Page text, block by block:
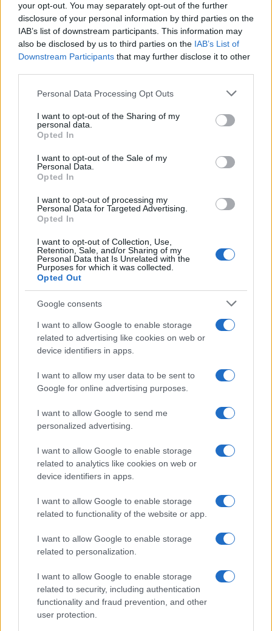
your opt-out. You may separately opt-out of the further
disclosure of your personal information by third parties on the
IAB’s list of downstream participants. This information may
also be disclosed by us to third parties on the IAB’s List of
Downstream Participants that may further disclose it to other
Please note that this website/app uses one or more Google
not limited to your visit or usage behaviour. You may click to
grant or deny consent to Google and its third-party tags to
use your data for below specified purposes in below Google
consent section.
Personal Data Processing Opt Outs
I want to opt-out of the Sharing of my
personal data.
Opted In
I want to opt-out of the Sale of my
Personal Data.
Opted In
I want to opt-out of processing my
Personal Data for Targeted Advertising.
Opted In
I want to opt-out of Collection, Use,
Retention, Sale, and/or Sharing of my
Personal Data that Is Unrelated with the
Purposes for which it was collected.
Opted Out
Google consents
I want to allow Google to enable storage
related to advertising like cookies on web or
device identifiers in apps.
I want to allow my user data to be sent to
Google for online advertising purposes.
I want to allow Google to send me
personalized advertising.
I want to allow Google to enable storage
related to analytics like cookies on web or
device identifiers in apps.
I want to allow Google to enable storage
related to functionality of the website or app.
I want to allow Google to enable storage
related to personalization.
I want to allow Google to enable storage
related to security, including authentication
functionality and fraud prevention, and other
user protection.
Sei già abbonato?
Puoi effettuare l'accesso andando nella
Login
dal menù del sito o
TEMI:
Autorità Di Sistema Portuale Del Mare Di Sardegna
Notizie Olbia
Notizie Sardegna
Porti Gallura
Porti Sardegna
Porto Golfo Aranci
Porto Olbia
Condividi l'articolo
F
a
ce
b
o
o
k
T
w
it
te
r
Pi
n
re
st
W
h
s
A
p
p
S
h
re
NOTIZIE RECENTI
Incendi, a San Pasquale arriva il Campo Base:
Andrea Mura conquista Palau: grande
partecipazione per il suo racconto
minori, Albieri: “Episodi gravissimi”
Gallura, finti clienti svuotano le suite: furto da
50mila nel resort
Meteo Olbia 7 agosto, sole e caldo tornano
protagonisti